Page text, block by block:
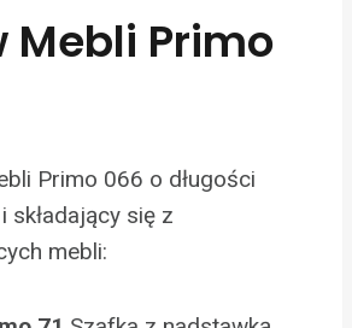
Mebli Primo
Primo 066 o długości
składający się z
mebli: